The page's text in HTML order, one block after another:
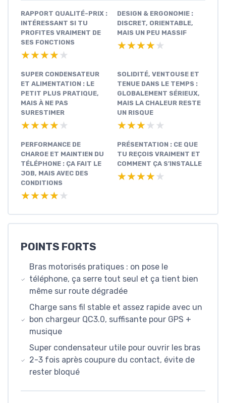
RAPPORT QUALITÉ-PRIX :
INTÉRESSANT SI TU
PROFITES VRAIMENT DE
SES FONCTIONS
★★★★★
★★★★★
DESIGN & ERGONOMIE :
DISCRET, ORIENTABLE,
MAIS UN PEU MASSIF
★★★★★
★★★★★
SUPER CONDENSATEUR
ET ALIMENTATION : LE
PETIT PLUS PRATIQUE,
MAIS À NE PAS
SURESTIMER
★★★★★
★★★★★
SOLIDITÉ, VENTOUSE ET
TENUE DANS LE TEMPS :
GLOBALEMENT SÉRIEUX,
MAIS LA CHALEUR RESTE
UN RISQUE
★★★★★
★★★★★
PERFORMANCE DE
CHARGE ET MAINTIEN DU
TÉLÉPHONE : ÇA FAIT LE
JOB, MAIS AVEC DES
CONDITIONS
★★★★★
★★★★★
PRÉSENTATION : CE QUE
TU REÇOIS VRAIMENT ET
COMMENT ÇA S’INSTALLE
★★★★★
★★★★★
POINTS FORTS
Bras motorisés pratiques : on pose le
téléphone, ça serre tout seul et ça tient bien
même sur route dégradée
Charge sans fil stable et assez rapide avec un
bon chargeur QC3.0, suffisante pour GPS +
musique
Super condensateur utile pour ouvrir les bras
2-3 fois après coupure du contact, évite de
rester bloqué